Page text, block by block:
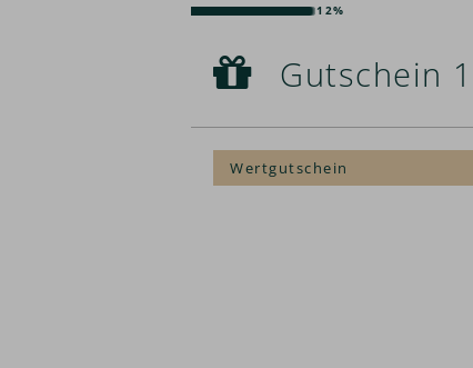
12%
Gutschein 1
Wertgutschein
Gutschein 1
Wertgutschein